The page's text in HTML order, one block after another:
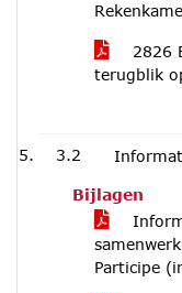
2826
terugblik
3.2
Bijlagen
Participe